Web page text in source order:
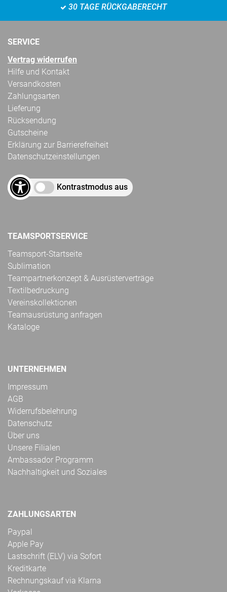
30 TAGE RÜCKGABERECHT
SERVICE
Vertrag widerrufen
Hilfe und Kontakt
Versandkosten
Zahlungsarten
Lieferung
Rücksendung
Gutscheine
Erklärung zur Barrierefreiheit
Datenschutzeinstellungen
Kontrastmodus aus
TEAMSPORTSERVICE
Teamsport-Startseite
Sublimation
Teampartnerkonzept & Ausrüsterverträge
Textilbedruckung
Vereinskollektionen
Teamausrüstung anfragen
Kataloge
UNTERNEHMEN
Impressum
AGB
Widerrufsbelehrung
Datenschutz
Über uns
Unsere Filialen
Ambassador Programm
Nachhaltigkeit und Soziales
ZAHLUNGSARTEN
Paypal
Apple Pay
Lastschrift (ELV) via Sofort
Kreditkarte
Rechnungskauf via Klarna